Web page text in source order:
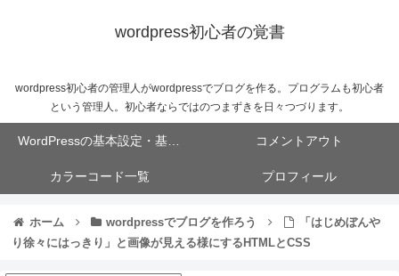
wordpress初心者の覚書
wordpress初心者の管理人がwordpressでブログを作る。プログラムも初心者
という管理人。初心者ならではのつまずきを日々つづります。
WordPressの基本設定・基本操作 コメントアウト
カラーコード一覧 プロフィール
ホーム wordpressでブログを作ろう
「はじめぼんや
り徐々にはっきり」と画像が見える様にするHTMLとCSS